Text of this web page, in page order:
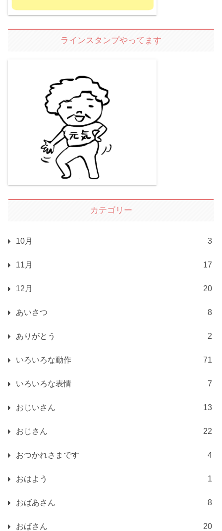
ラインスタンプやってます
カテゴリー
10月 3
11月 17
12月 20
あいさつ 8
ありがとう 2
いろいろな動作 71
いろいろな表情 7
おじいさん 13
おじさん 22
おつかれさまです 4
おはよう 1
おばあさん 8
おばさん 20